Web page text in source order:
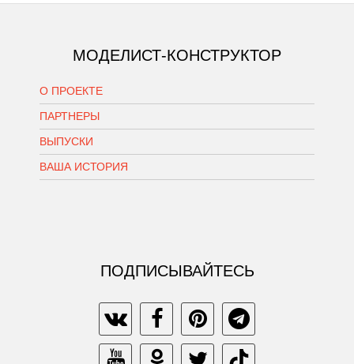
МОДЕЛИСТ-КОНСТРУКТОР
О ПРОЕКТЕ
ПАРТНЕРЫ
ВЫПУСКИ
ВАША ИСТОРИЯ
ПОДПИСЫВАЙТЕСЬ